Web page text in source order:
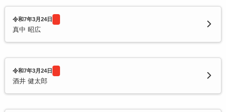
令和7年3月24日
真中 昭広
令和7年3月24日
酒井 健太郎